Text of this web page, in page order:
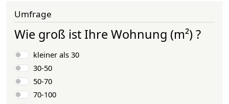
Umfrage
Wie groß ist Ihre Wohnung (m²) ?
Auswahlmöglichkeiten
kleiner als 30
30-50
50-70
70-100